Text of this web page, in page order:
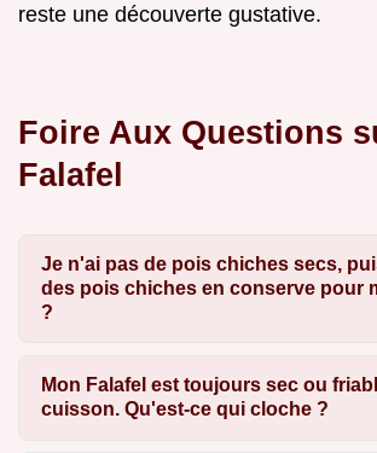
reste une découverte gustative.
Foire Aux Questions
Falafel
Je n'ai pas de pois chiches secs,
des pois chiches en conserve pour
?
Mon Falafel est toujours sec ou
cuisson. Qu'est-ce qui cloche ?